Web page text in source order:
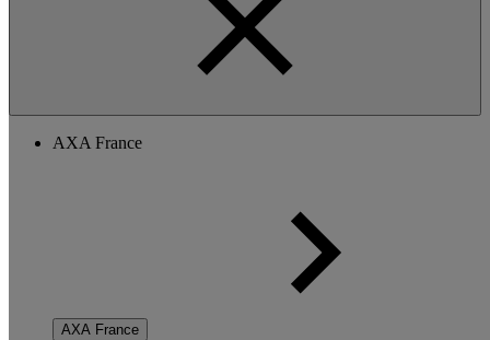
AXA France
AXA France